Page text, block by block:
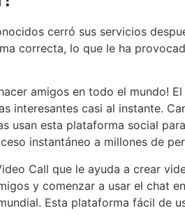
cerró sus servicios
correcta, lo que le ha
amigos en todo el mundo!
interesantes casi al instante.
esta plataforma social
instantáneo a millones de
Call que le ayuda a crear
y comenzar a usar el chat
Esta plataforma fácil de